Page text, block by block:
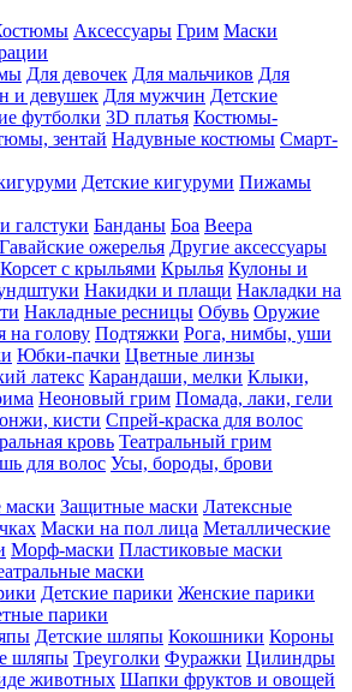
Аксессуары Грим Маски
Для девочек Для мальчиков Для
и девушек Для мужчин Детские
футболки 3D платья Костюмы-
зентай Надувные костюмы Смарт-
Детские кигуруми Пижамы
галстуки Банданы Боа Веера
Гавайские ожерелья Другие аксессуары
Корсет с крыльями Крылья Кулоны и
Накидки и плащи Накладки на
Накладные ресницы Обувь Оружие
на голову Подтяжки Рога, нимбы, уши
Юбки-пачки Цветные линзы
латекс Карандаши, мелки Клыки,
Неоновый грим Помада, лаки, гели
кисти Спрей-краска для волос
кровь Театральный грим
для волос Усы, бороды, брови
маски Защитные маски Латексные
Маски на пол лица Металлические
Морф-маски Пластиковые маски
маски
Детские парики Женские парики
парики
Детские шляпы Кокошники Короны
шляпы Треуголки Фуражки Цилиндры
животных Шапки фруктов и овощей